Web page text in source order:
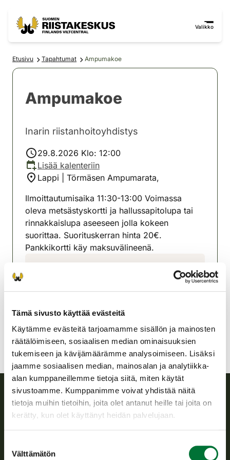
Tämä sivusto käyttää evästeitä
Käytämme evästeitä tarjoamamme sisällön ja mainosten
räätälöimiseen, sosiaalisen median ominaisuuksien
tukemiseen ja kävijämäärämme analysoimiseen. Lisäksi
jaamme sosiaalisen median, mainosalan ja analytiikka-
alan kumppaneillemme tietoja siitä, miten käytät
sivustoamme. Kumppanimme voivat yhdistää näitä
tietoja muihin tietoihin, joita olet antanut heille tai joita on
kerätty, kun olet käyttänyt heidän palvelujaan.
valinta
Välttämätön
Valikko
Etusivu Tapahtumat Ampumakoe
Ampumakoe
Inarin riistanhoitoyhdistys
29.8.2026 Klo: 12:00
Lisää kalenteriin
Lappi | Törmäsen Ampumarata,
Ilmoittautumisaika 11:30-13:00 Voimassa
oleva metsästyskortti ja hallussapitolupa tai
rinnakkaislupa aseeseen jolla kokeen
suorittaa. Suorituskerran hinta 20€.
Pankkikortti käy maksuvälineenä.
inari@rhy.riista.fi
Suomen riistakeskus
riistanhoitoyhdistysten toimintaa ja huolehtii riistapolitiikan
toimeenpanosta sekä vastaa sille säädetyistä julkisista